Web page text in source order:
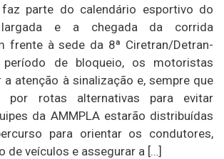
parte do calendário esportivo do
e a chegada da corrida
frente à sede da 8ª Ciretran/Detran-
período de bloqueio, os motoristas
a atenção à sinalização e, sempre que
por rotas alternativas para evitar
da AMMPLA estarão distribuídas
para orientar os condutores,
de veículos e assegurar a […]